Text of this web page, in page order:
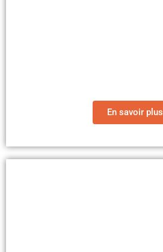
En savoir plus